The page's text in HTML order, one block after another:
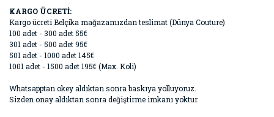
KARGO ÜCRETİ:
Kargo ücreti Belçika mağazamızdan teslimat (Dünya Couture)
100 adet - 300 adet 55€
301 adet - 500 adet 95€
501 adet - 1000 adet 145€
1001 adet - 1500 adet 195€ (Max. Koli)
Whatsapptan okey aldıktan sonra baskıya yolluyoruz.
Sizden onay aldıktan sonra değiştirme imkanı yoktur.